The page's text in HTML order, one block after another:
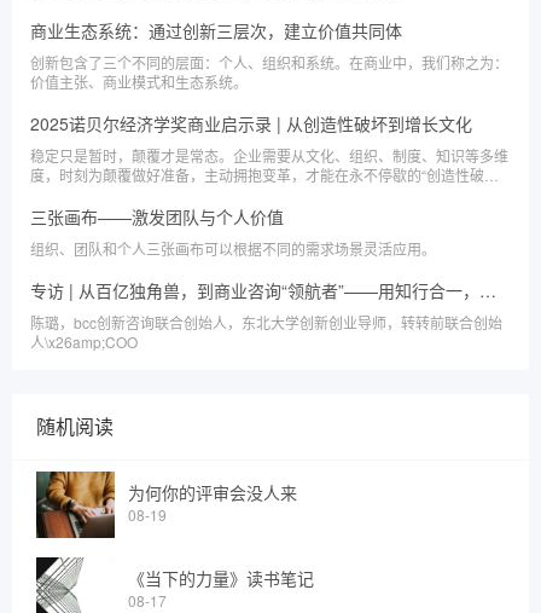
商业生态系统：通过创新三层次，建立价值共同体
创新包含了三个不同的层面：个人、组织和系统。在商业中，我们称之为：
价值主张、商业模式和生态系统。
2025诺贝尔经济学奖商业启示录 | 从创造性破坏到增长文化
稳定只是暂时，颠覆才是常态。企业需要从文化、组织、制度、知识等多维
度，时刻为颠覆做好准备，主动拥抱变革，才能在永不停歇的“创造性破坏”
三张画布——激发团队与个人价值
组织、团队和个人三张画布可以根据不同的需求场景灵活应用。
专访 | 从百亿独角兽，到商业咨询“领航者”——用知行合一，恪守商业匠心
陈璐，bcc创新咨询联合创始人，东北大学创新创业导师，转转前联合创始
人\x26amp;COO
随机阅读
为何你的评审会没人来
08-19
《当下的力量》读书笔记
08-17